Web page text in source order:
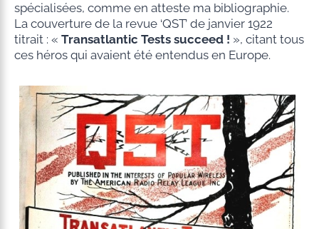
spécialisées, comme en atteste ma bibliographie.
La couverture de la revue ‘QST’ de janvier 1922
titrait : « Transatlantic Tests succeed ! », citant tous
ces héros qui avaient été entendus en Europe.